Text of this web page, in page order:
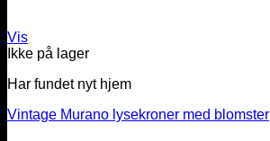
Vis
Ikke på lager
Har fundet nyt hjem
Vintage Murano lysekroner med blomster